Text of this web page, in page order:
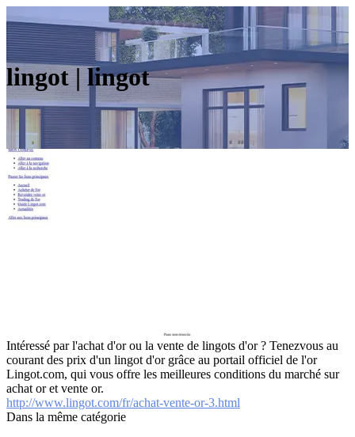
lingot | lingot
Intéressé par l'achat d'or ou la vente de lingots d'or ? Tenezvous au
courant des prix d'un lingot d'or grâce au portail officiel de l'or
Lingot.com, qui vous offre les meilleures conditions du marché sur
achat or et vente or.
http://www.lingot.com/fr/achat-vente-or-3.html
Dans la même catégorie